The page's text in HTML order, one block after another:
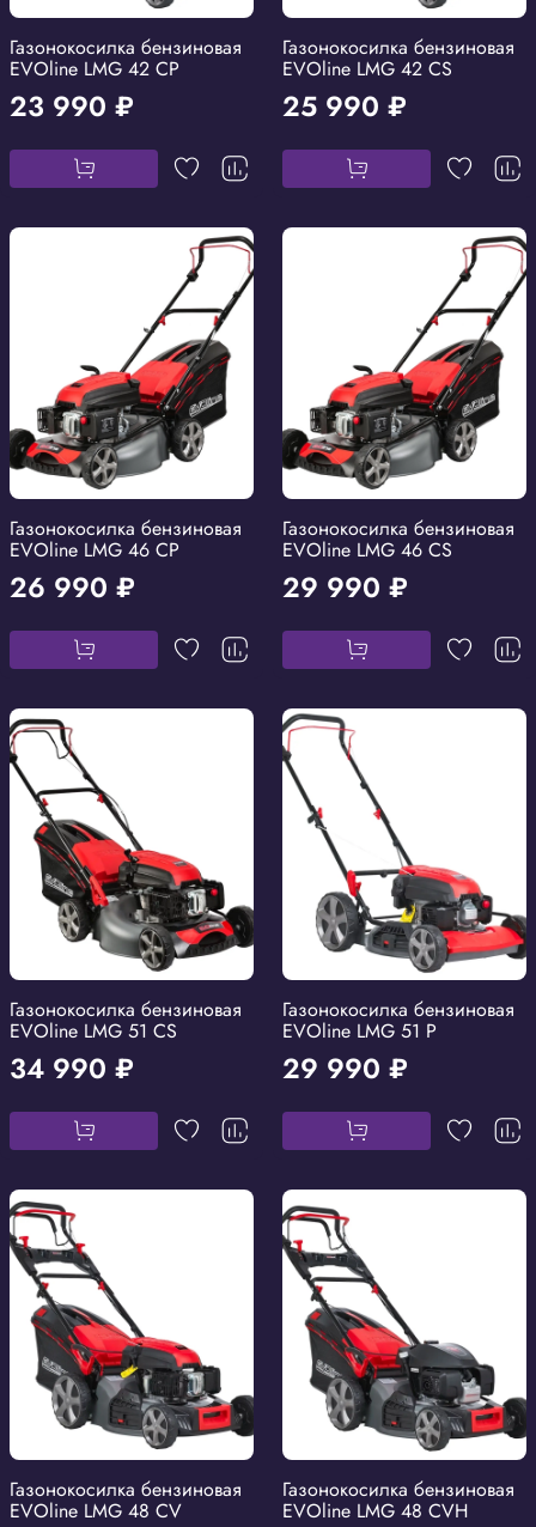
Газонокосилка бензиновая
EVOline LMG 42 CP
23 990 ₽
Газонокосилка бензиновая
EVOline LMG 42 CS
25 990 ₽
Газонокосилка бензиновая
EVOline LMG 46 CP
26 990 ₽
Газонокосилка бензиновая
EVOline LMG 46 CS
29 990 ₽
Газонокосилка бензиновая
EVOline LMG 51 CS
34 990 ₽
Газонокосилка бензиновая
EVOline LMG 51 P
29 990 ₽
Газонокосилка бензиновая
EVOline LMG 48 CV
Газонокосилка бензиновая
EVOline LMG 48 CVH